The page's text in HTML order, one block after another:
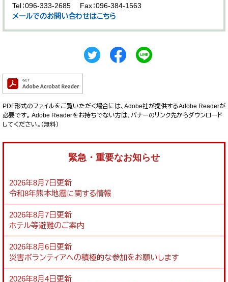
Tel：096-333-2685
Fax：096-384-1563
メールでのお問い合わせはこちら
PDF形式のファイルをご覧いただく場合には、Adobe社が提供するAdobe Readerが
必要です。 Adobe Readerをお持ちでない方は、バナーのリンク先からダウンロード
してください。（無料）
緊急・重要なお知らせ
2026年8月7日更新
令和8年熊本地震に関する情報
2026年8月7日更新
ホテル等避難のご案内
2026年8月6日更新
災害ボランティアへの積極的な参加をお願いします
2026年8月4日更新